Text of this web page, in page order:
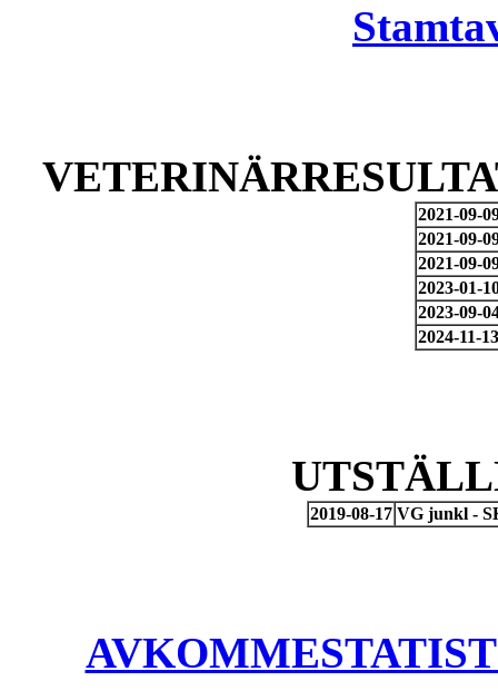
2021-09-
2021-09-
2021-09-
2023-01-
2023-09-
2024-11-13
2019-08-17 VG junkl -